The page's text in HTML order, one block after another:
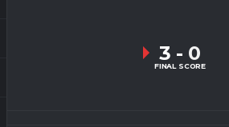
3 - 0
FINAL SCORE